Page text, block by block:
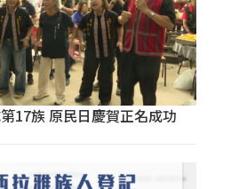
17族 原民日慶賀正名成功